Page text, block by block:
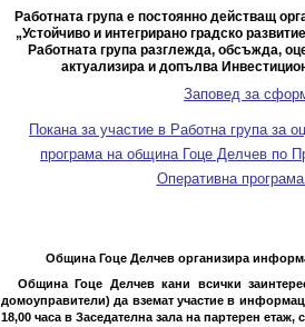
Работната група е постоянно действащ
„Устойчиво и интегрирано градско
Работната група разглежда, обсъжда,
актуализира и допълва
Заповед за
Покана за участие в Работна група за
програма на община Гоце Делчев по
Оперативна
Община Гоце Делчев организира
Община Гоце Делчев кани всички
домоуправители) да вземат участие в
18,00 часа в Заседателна зала на партерен